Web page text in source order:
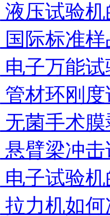
液压试验
国际标准
电子万能
管材环刚
无菌手术
悬臂梁冲
电子试验
拉力机如